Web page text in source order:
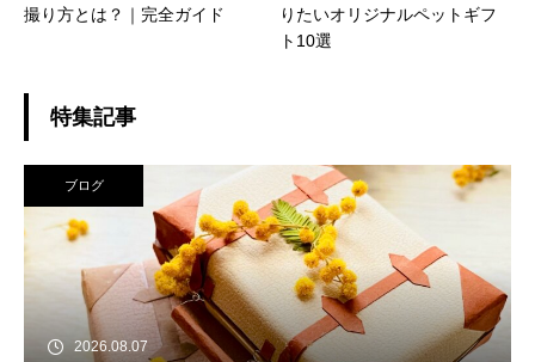
撮り方とは？｜完全ガイド
りたいオリジナルペットギフ
ト10選
特集記事
ブログ
2026.08.07